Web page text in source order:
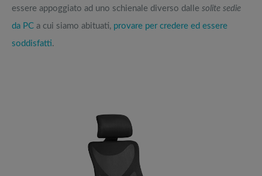
essere appoggiato ad uno schienale diverso dalle solite sedie
da PC a cui siamo abituati, provare per credere ed essere
soddisfatti.